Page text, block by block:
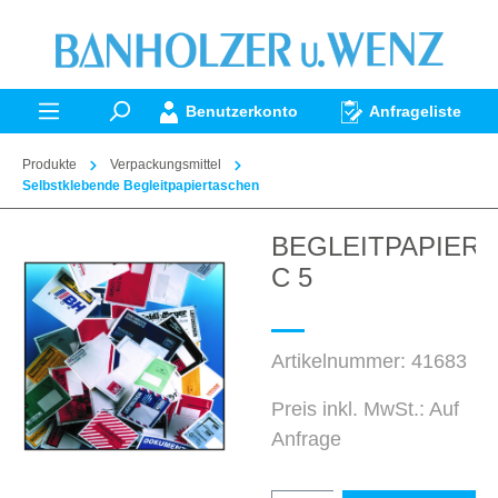
springen
Benutzerkonto Anfrageliste
Produkte
Verpackungsmittel
Selbstklebende Begleitpapiertaschen
C 5
Artikelnummer: 41683
Preis inkl. MwSt.: Auf
Anfrage